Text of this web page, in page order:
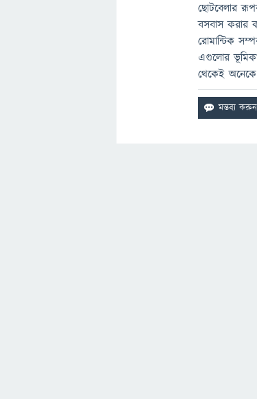
ছোটবেলার
বসবাস করার
রোমান্টিক
এগুলোর ভূমিকা
থেকেই অনেকে